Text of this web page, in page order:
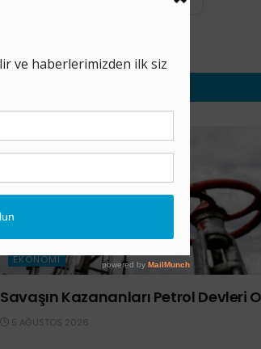
EKONOMI
Savaşın Kazananları Petrol Devleri
5 AĞUSTOS 2026